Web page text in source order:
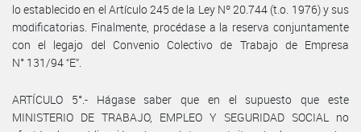
lo establecido en el Artículo 245 de la Ley Nº 20.744 (t.o. 1976) y sus
modificatorias. Finalmente, procédase a la reserva conjuntamente
con el legajo del Convenio Colectivo de Trabajo de Empresa
N° 131/94 “E”.
ARTÍCULO 5°.- Hágase saber que en el supuesto que este
MINISTERIO DE TRABAJO, EMPLEO Y SEGURIDAD SOCIAL no